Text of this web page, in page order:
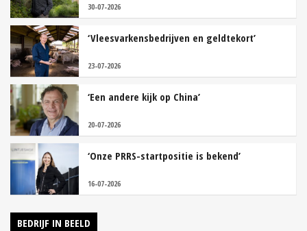
30-07-2026
‘Vleesvarkensbedrijven en geldtekort’
23-07-2026
‘Een andere kijk op China’
20-07-2026
‘Onze PRRS-startpositie is bekend’
16-07-2026
BEDRIJF IN BEELD